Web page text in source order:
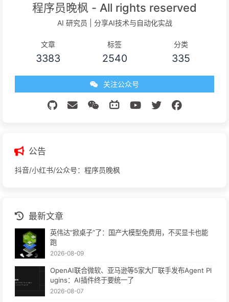
程序员晚枫 - All rights reserved
AI 研究员 | 分享AI技术与自动化实战
文章
3383
标签
2540
分类
335
关注公众号
公告
抖音/小红书/公众号：程序员晚枫
最新文章
英伟达“掀桌子”了：国产大模型免费用，不买显卡也能
跑
2026-08-09
OpenAI联合微软、亚马逊等5家大厂联手发布Agent Pl
ugins：AI插件终于要统一了
2026-08-07